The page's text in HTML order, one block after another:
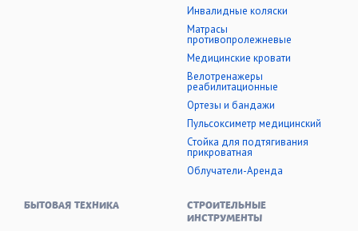
Инвалидные коляски
Матрасы
противопролежневые
Медицинские кровати
Велотренажеры
реабилитационные
Ортезы и бандажи
Пульсоксиметр медицинский
Стойка для подтягивания
прикроватная
Облучатели-Аренда
БЫТОВАЯ ТЕХНИКА
СТРОИТЕЛЬНЫЕ
ИНСТРУМЕНТЫ